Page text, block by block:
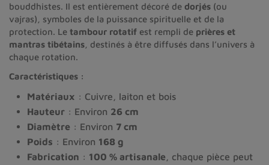
bouddhistes. Il est entièrement décoré de dorjés (ou
vajras), symboles de la puissance spirituelle et de la
protection. Le tambour rotatif est rempli de prières et
mantras tibétains , destinés à être diffusés dans l’univers à
chaque rotation.
Caractéristiques :
Matériaux : Cuivre, laiton et bois
Hauteur : Environ 26 cm
Diamètre : Environ 7 cm
Poids : Environ 168 g
Fabrication : 100 % artisanale , chaque pièce peut